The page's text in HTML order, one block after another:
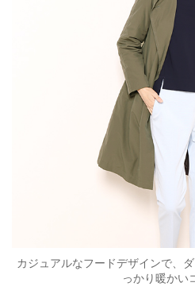
カジュアルなフードデザインで、
っかり暖かい